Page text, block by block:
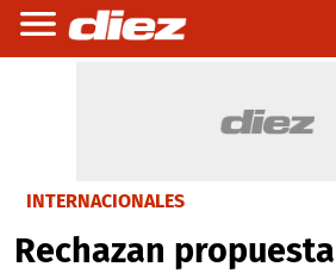
INTERNACIONALES
Rechazan